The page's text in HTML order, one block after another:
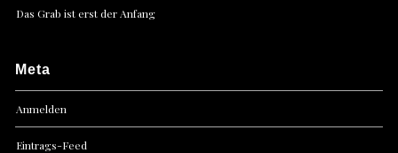
Das Grab ist erst der Anfang
Meta
Anmelden
Eintrags-Feed